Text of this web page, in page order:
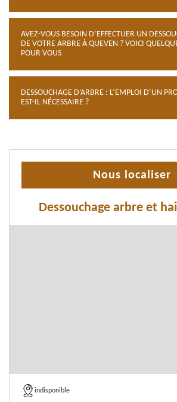
AVEZ-VOUS BESOIN D’EFFECTUER UN
DE VOTRE ARBRE À QUEVEN ? VOICI
POUR VOUS
DESSOUCHAGE D’ARBRE : L’EMPLOI D’UN
EST-IL NÉCESSAIRE ?
Nous localiser
Dessouchage arbre et
indisponible